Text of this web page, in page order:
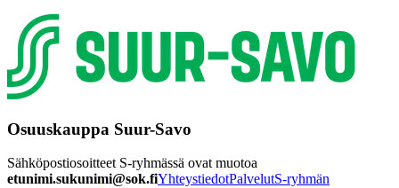
Osuuskauppa Suur-Savo
Sähköpostiosoitteet S-ryhmässä ovat muotoa
etunimi.sukunimi@sok.fiYhteystiedotPalvelutS-ryhmän